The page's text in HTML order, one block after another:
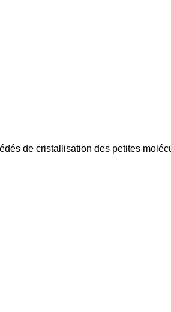
de cristallisation des petites